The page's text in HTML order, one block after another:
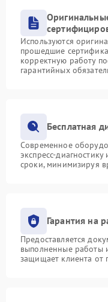
Используются
прошедшие
корректную работу
гарантийных
Бесплатная
Современное
экспресс-
сроки, минимизируя
Гарантия на
Предоставляется
выполненные работы
защищает клиента от